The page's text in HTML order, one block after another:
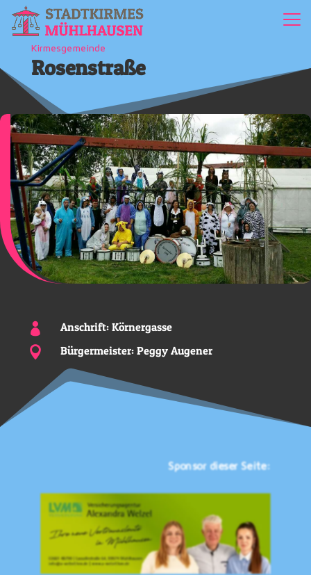
Kirmesgemeinde
Rosenstraße
 Anschrift: Körnergasse
 Bürgermeister: Peggy Augener
Sponsor dieser Seite: